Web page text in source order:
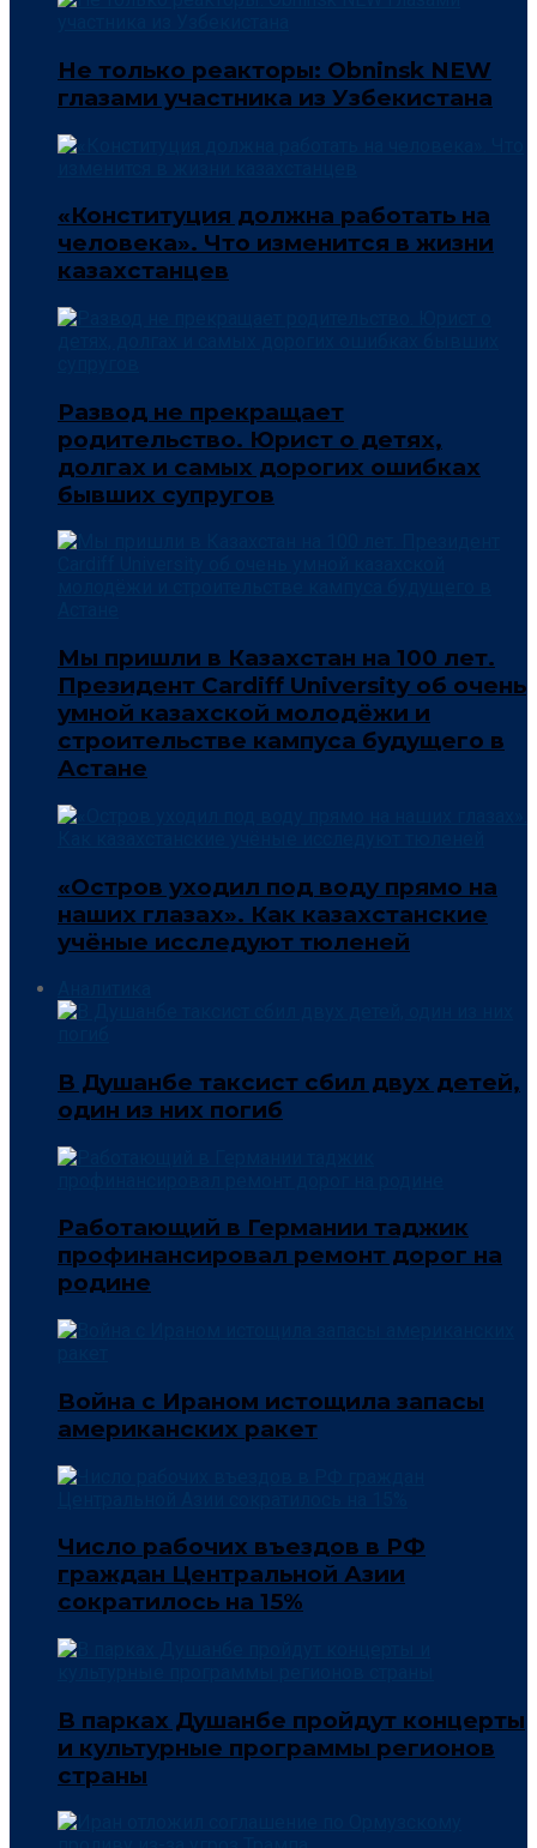
Не только реакторы: Obninsk NEW
глазами участника из Узбекистана
«Конституция должна работать на
человека». Что изменится в жизни
казахстанцев
Развод не прекращает
родительство. Юрист о детях,
долгах и самых дорогих ошибках
бывших супругов
Мы пришли в Казахстан на 100 лет.
Президент Cardiff University об очень
умной казахской молодёжи и
строительстве кампуса будущего в
Астане
«Остров уходил под воду прямо на
наших глазах». Как казахстанские
учёные исследуют тюленей
В Душанбе таксист сбил двух детей,
один из них погиб
Работающий в Германии таджик
профинансировал ремонт дорог на
родине
Война с Ираном истощила запасы
американских ракет
Число рабочих въездов в РФ
граждан Центральной Азии
сократилось на 15%
В парках Душанбе пройдут концерты
и культурные программы регионов
страны